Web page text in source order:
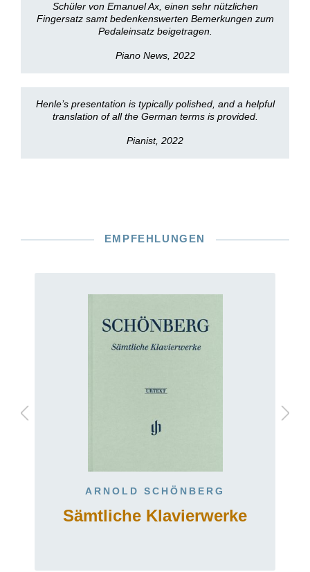
Schüler von Emanuel Ax, einen sehr nützlichen
Fingersatz samt bedenkenswerten Bemerkungen zum
Pedaleinsatz beigetragen.
Piano News, 2022
Henle’s presentation is typically polished, and a helpful
translation of all the German terms is provided.
Pianist, 2022
EMPFEHLUNGEN
ARNOLD SCHÖNBERG
Sämtliche Klavierwerke